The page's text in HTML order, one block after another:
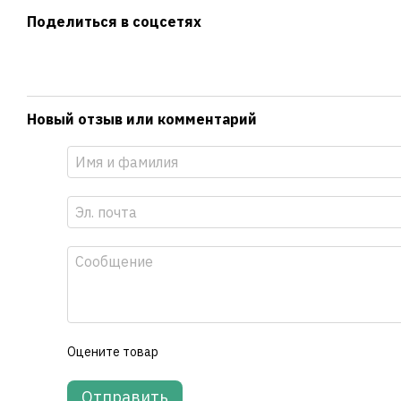
Поделиться в соцсетях
Новый отзыв или комментарий
Оцените товар